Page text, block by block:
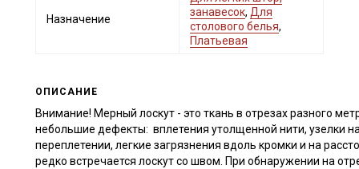
Назначение
занавесок, Для
столового белья,
Платьевая
ОПИСАНИЕ
Внимание! Мерный лоскут - это ткань в отрезах разного
небольшие дефекты: вплетения утолщенной нити, узелки
переплетении, легкие загрязнения вдоль кромки и на
редко встречается лоскут со швом. При обнаружении на